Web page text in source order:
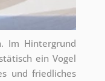
Im Hintergrund
ein Vogel
und friedliches